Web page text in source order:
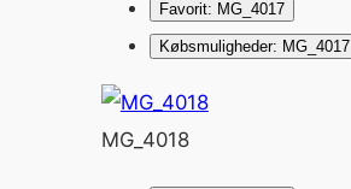
Favorit: MG_4017
Købsmuligheder: MG_4017
MG_4018